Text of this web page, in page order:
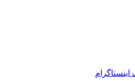
اینستاگرام